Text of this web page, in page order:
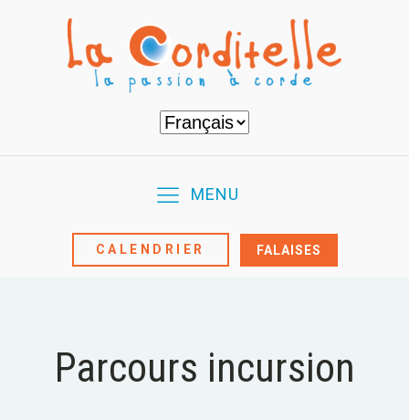
Choisir
une
MENU
CALENDRIER FALAISES
Parcours incursion